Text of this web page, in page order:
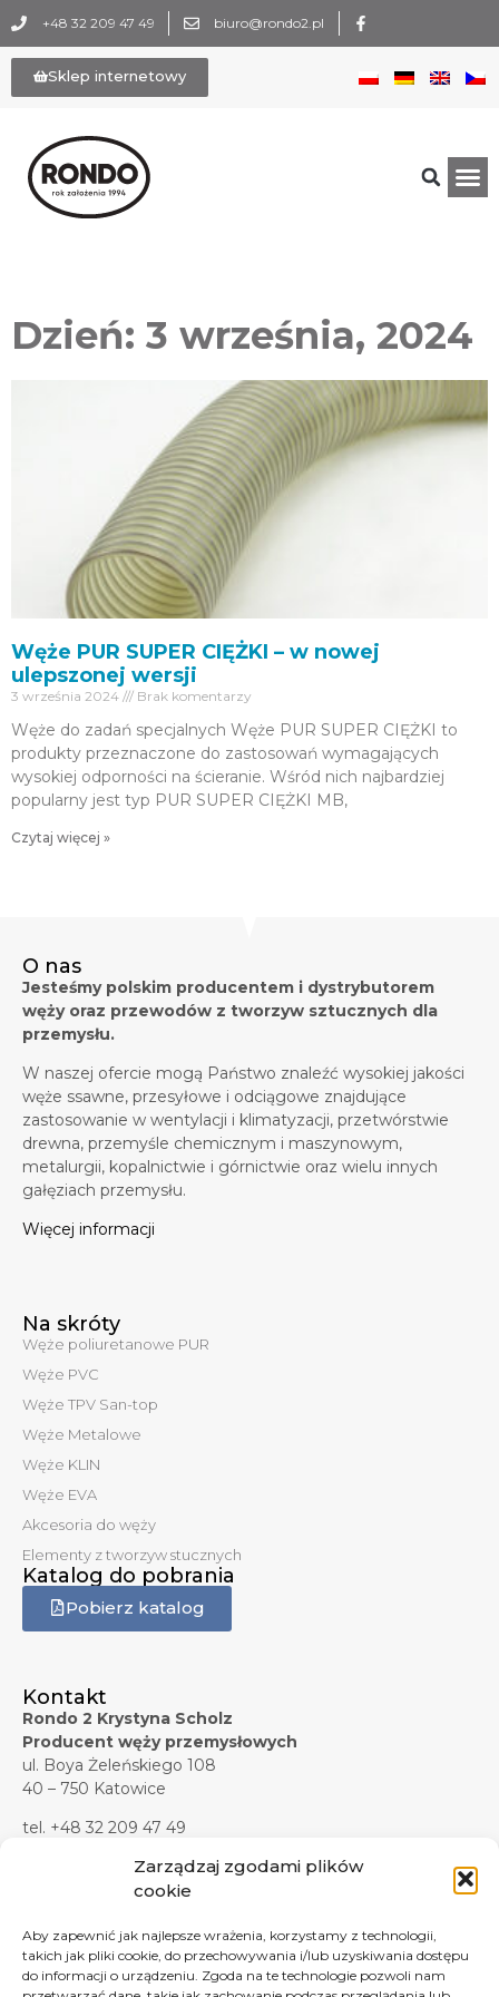
Zarządzaj zgodami plików
cookie
Aby zapewnić jak najlepsze wrażenia, korzystamy z technologii,
takich jak pliki cookie, do przechowywania i/lub uzyskiwania dostępu
do informacji o urządzeniu. Zgoda na te technologie pozwoli nam
+48 32 209 47 49 biuro@rondo2.pl
Sklep internetowy
Dzień: 3 września, 2024
Węże PUR SUPER CIĘŻKI – w nowej
ulepszonej wersji
3 września 2024 Brak komentarzy
Węże do zadań specjalnych Węże PUR SUPER CIĘŻKI to
produkty przeznaczone do zastosowań wymagających
wysokiej odporności na ścieranie. Wśród nich najbardziej
popularny jest typ PUR SUPER CIĘŻKI MB,
Czytaj więcej »
O nas
Jesteśmy polskim producentem i dystrybutorem
węży oraz przewodów z tworzyw sztucznych dla
przemysłu.
W naszej ofercie mogą Państwo znaleźć wysokiej jakości
węże ssawne, przesyłowe i odciągowe znajdujące
zastosowanie w wentylacji i klimatyzacji, przetwórstwie
drewna, przemyśle chemicznym i maszynowym,
metalurgii, kopalnictwie i górnictwie oraz wielu innych
gałęziach przemysłu.
Więcej informacji
Na skróty
Węże poliuretanowe PUR
Węże PVC
Węże TPV San-top
Węże Metalowe
Węże KLIN
Węże EVA
Akcesoria do węży
Elementy z tworzyw stucznych
Katalog do pobrania
Pobierz katalog
Kontakt
Rondo 2 Krystyna Scholz
Producent węży przemysłowych
ul. Boya Żeleńskiego 108
40 – 750 Katowice
tel. +48 32 209 47 49
tel. kom. +48 607 619 281
tel./faks +48 32 209 47 37
e-mail:biuro@rondo2.pl
e-mail:zapytania@rondo2.pl